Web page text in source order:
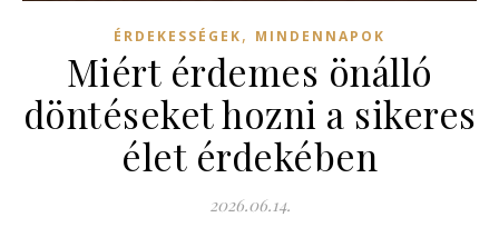
ÉRDEKESSÉGEK, MINDENNAPOK
Miért érdemes önálló
döntéseket hozni a sikeres
élet érdekében
2026.06.14.